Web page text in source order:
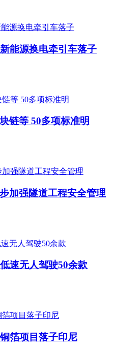
能源换电牵引车落子
链等 50多项标准明
加强隧道工程安全管理
速无人驾驶50余款
箔项目落子印尼